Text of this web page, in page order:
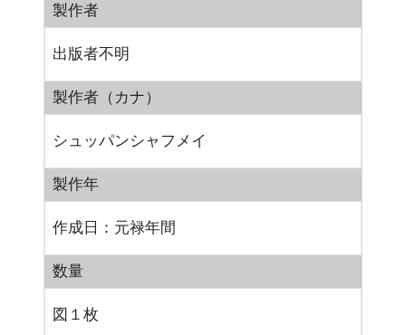
製作者
出版者不明
製作者（カナ）
シュッパンシャフメイ
製作年
作成日：元禄年間
数量
図１枚